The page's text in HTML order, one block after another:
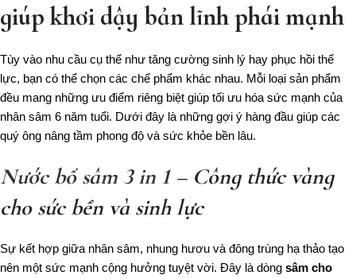
giúp khơi dậy bản lĩnh phái mạnh
Tùy vào nhu cầu cụ thể như tăng cường sinh lý hay phục hồi thể
lực, bạn có thể chọn các chế phẩm khác nhau. Mỗi loại sản phẩm
đều mang những ưu điểm riêng biệt giúp tối ưu hóa sức mạnh của
nhân sâm 6 năm tuổi. Dưới đây là những gợi ý hàng đầu giúp các
quý ông nâng tầm phong độ và sức khỏe bền lâu.
Nước bổ sâm 3 in 1– Công thức vàng
cho sức bền và sinh lực
Sự kết hợp giữa nhân sâm, nhung hươu và đông trùng hạ thảo tạo
nên một sức mạnh cộng hưởng tuyệt vời. Đây là dòng sâm cho